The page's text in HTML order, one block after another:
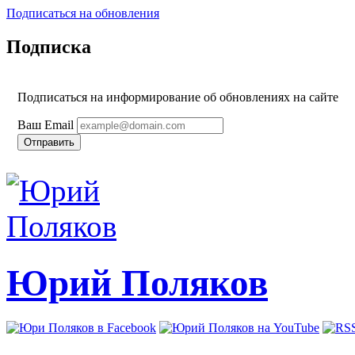
Подписаться на обновления
Подписка
Подписаться на информирование об обновлениях на сайте
Ваш Email
Юрий Поляков